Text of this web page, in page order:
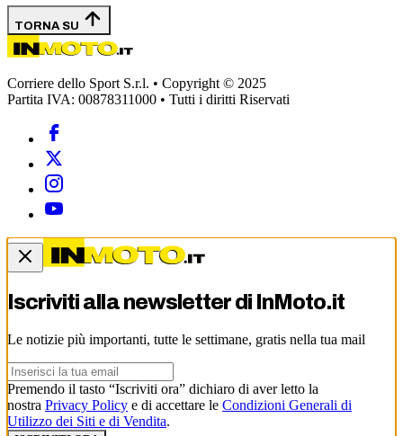
TORNA SU
Corriere dello Sport S.r.l. • Copyright © 2025
Partita IVA: 00878311000 • Tutti i diritti Riservati
Iscriviti alla newsletter di InMoto.it
Le notizie più importanti, tutte le settimane, gratis nella tua mail
Premendo il tasto “Iscriviti ora” dichiaro di aver letto la
nostra Privacy Policy e di accettare le Condizioni Generali di
Utilizzo dei Siti e di Vendita.